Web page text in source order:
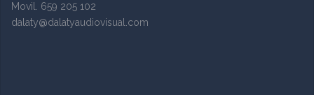
Movil. 659 205 102
dalaty@dalatyaudiovisual.com